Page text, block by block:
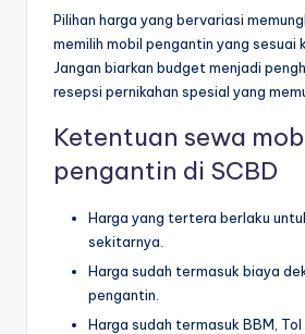
Pilihan harga yang bervariasi
memilih mobil pengantin yang sesuai
Jangan biarkan budget menjadi
resepsi pernikahan spesial yang
Ketentuan sewa
pengantin di SCBD
Harga yang tertera berlaku
sekitarnya.
Harga sudah termasuk biaya
pengantin.
Harga sudah termasuk BBM, Tol